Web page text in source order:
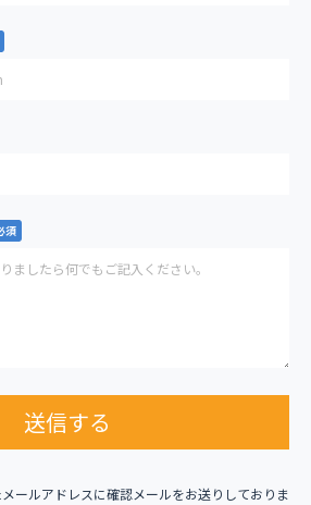
須
送信する
ールアドレスに確認メールをお送りしておりま